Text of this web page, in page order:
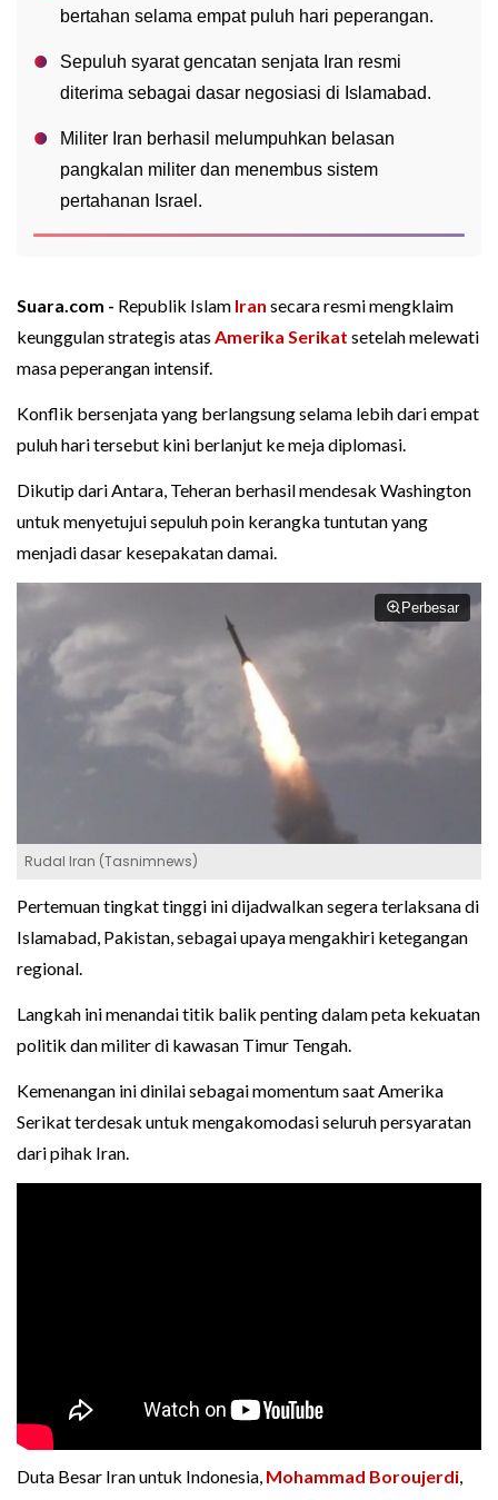
bertahan selama empat puluh hari peperangan.
Sepuluh syarat gencatan senjata Iran resmi
diterima sebagai dasar negosiasi di Islamabad.
Militer Iran berhasil melumpuhkan belasan
pangkalan militer dan menembus sistem
pertahanan Israel.
Suara.com - Republik Islam Iran secara resmi mengklaim
keunggulan strategis atas Amerika Serikat setelah melewati
masa peperangan intensif.
Konflik bersenjata yang berlangsung selama lebih dari empat
puluh hari tersebut kini berlanjut ke meja diplomasi.
Dikutip dari Antara, Teheran berhasil mendesak Washington
untuk menyetujui sepuluh poin kerangka tuntutan yang
menjadi dasar kesepakatan damai.
Perbesar
Rudal Iran (Tasnimnews)
Pertemuan tingkat tinggi ini dijadwalkan segera terlaksana di
Islamabad, Pakistan, sebagai upaya mengakhiri ketegangan
regional.
Langkah ini menandai titik balik penting dalam peta kekuatan
politik dan militer di kawasan Timur Tengah.
Kemenangan ini dinilai sebagai momentum saat Amerika
Serikat terdesak untuk mengakomodasi seluruh persyaratan
dari pihak Iran.
Duta Besar Iran untuk Indonesia, Mohammad Boroujerdi